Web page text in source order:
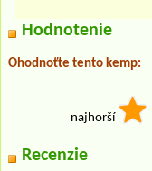
Hodnotenie
Ohodnoťte tento kemp:
najhorší
Recenzie